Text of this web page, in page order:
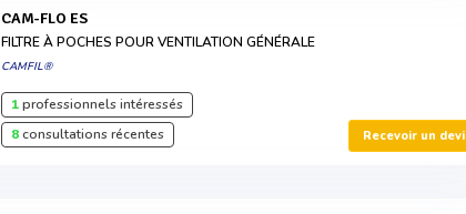
CAM-FLO ES
FILTRE À POCHES POUR VENTILATION GÉNÉRALE
CAMFIL®
1professionnels intéressés
8consultations récentes Recevoir un